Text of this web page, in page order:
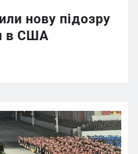
нову підозру
в США